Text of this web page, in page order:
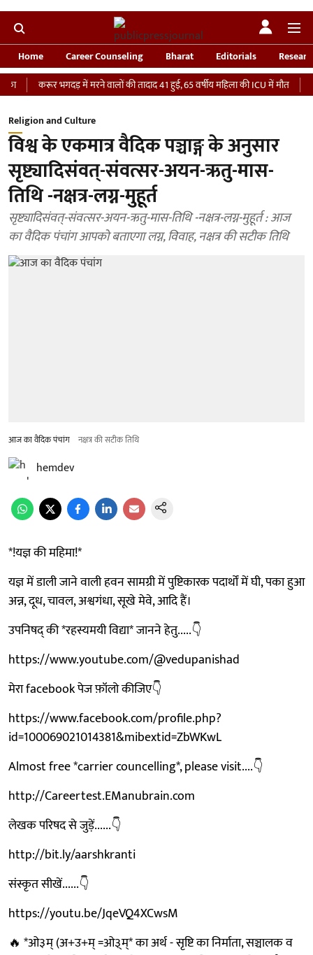
Home Career Counseling Bharat Editorials
करूर भगदड़ में मरने वालों की तादाद 41 हुई, 65 वर्षीय महिला की ICU में मौत
Religion and Culture
विश्व के एकमात्र वैदिक पञ्चाङ्ग के अनुसार
सृष्ट्यादिसंवत्-संवत्सर-अयन-ऋतु-मास-
तिथि -नक्षत्र-लग्न-मुहूर्त
सृष्ट्यादिसंवत्-संवत्सर-अयन-ऋतु-मास-तिथि -नक्षत्र-लग्न-मुहूर्त : आज
का वैदिक पंचांग आपको बताएगा लग्न, विवाह, नक्षत्र की सटीक तिथि
आज का वैदिक पंचांग नक्षत्र की सटीक तिथि
hemdev
*!यज्ञ की महिमा!*
यज्ञ में डाली जाने वाली हवन सामग्री में पुष्टिकारक पदार्थों में घी, पका हुआ
अन्न, दूध, चावल, अश्वगंधा, सूखे मेवे, आदि हैं।
उपनिषद् की *रहस्यमयी विद्या* जानने हेतु.....👇
https://www.youtube.com/@vedupanishad
मेरा facebook पेज फ़ॉलो कीजिए👇
https://www.facebook.com/profile.php?
id=100069021014381&mibextid=ZbWKwL
Almost free *carrier councelling*, please visit....👇
http://Careertest.EManubrain.com
लेखक परिषद से जुड़ें......👇
http://bit.ly/aarshkranti
संस्कृत सीखें......👇
https://youtu.be/JqeVQ4XCwsM
🔥 *ओ३म् (अ+उ+म् =ओ३्म्* का अर्थ - सृष्टि का निर्माता, सञ्चालक व